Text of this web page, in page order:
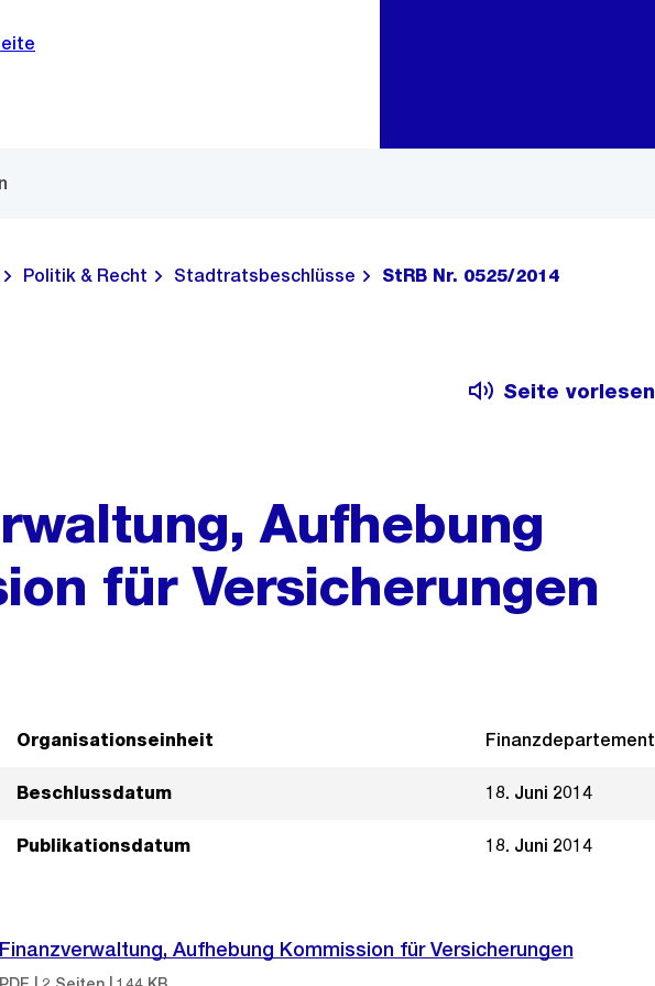
Politik & Recht Stadtratsbeschlüsse StRB Nr. 0525/2014
Seite vorlesen
Aufhebung
für Versicherungen
Organisationseinheit Finanzdepartement
Beschlussdatum 18. Juni 2014
Publikationsdatum 18. Juni 2014
Finanzverwaltung, Aufhebung Kommission für Versicherungen